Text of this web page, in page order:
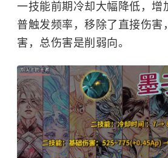
一技能前期冷却大幅降低，增
普触发频率，移除了直接伤害
害，总伤害是削弱向。